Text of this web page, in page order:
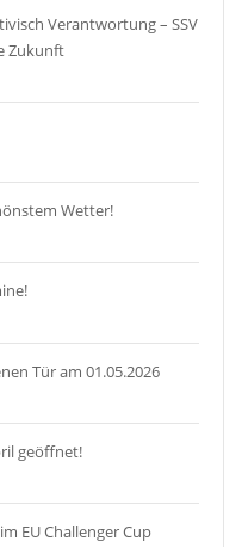
Verantwortung – SSV
Zukunft
Wetter!
Tür am 01.05.2026
geöffnet!
EU Challenger Cup